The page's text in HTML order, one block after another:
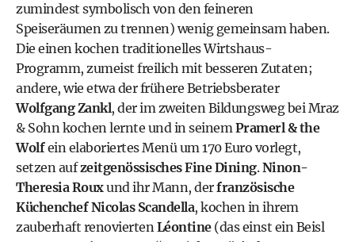
zumindest symbolisch von den feineren
Speiseräumen zu trennen) wenig gemeinsam haben.
Die einen kochen traditionelles Wirtshaus-
Programm, zumeist freilich mit besseren Zutaten;
andere, wie etwa der frühere Betriebsberater
Wolfgang Zankl, der im zweiten Bildungsweg bei Mraz
& Sohn kochen lernte und in seinemPramerl & the
Wolfein elaboriertes Menü um 170 Euro vorlegt,
setzen aufzeitgenössisches Fine Dining.Ninon-
Theresia Rouxund ihr Mann, derfranzösische
Küchenchef Nicolas Scandella, kochen in ihrem
zauberhaft renoviertenLéontine(das einst ein Beisl